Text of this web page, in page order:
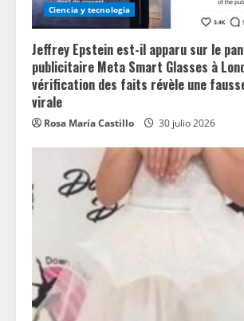
Ciencia y tecnologia
Jeffrey Epstein est-il apparu sur le
publicitaire Meta Smart Glasses à
vérification des faits révèle une
virale
Rosa María Castillo 30 julio 2026